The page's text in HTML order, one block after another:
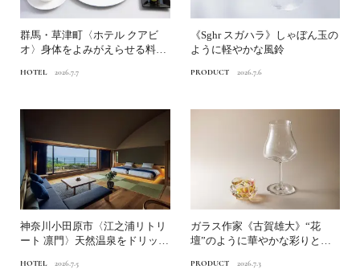
群馬・草津町〈ホテル クアビ
オ〉身体をよみがえらせる料理
HOTEL 2026.7.7
《Sghr スガハラ》しゃぼん玉の
ように軽やかな風鈴
PRODUCT 2026.7.6
神奈川小田原市〈江之浦リトリ
ート 凛門〉天然温泉をドリップ
HOTEL 2026.7.5
ガラス作家《古賀雄大》“花
壇”のように華やかな彩りと揺
PRODUCT 2026.7.3